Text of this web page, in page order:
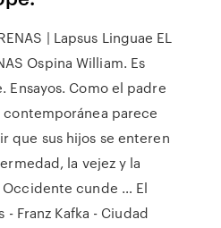
| Lapsus Linguae EL
Ospina William. Es
Ensayos. Como el padre
parece
que sus hijos se enteren
la vejez y la
cunde … El
Franz Kafka - Ciudad